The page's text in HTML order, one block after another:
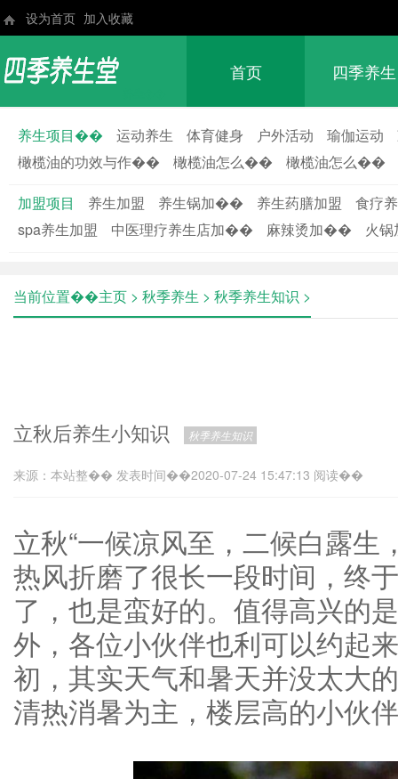
设为首页 加入收藏
首页 四季养生
养生项目�� 运动养生 体育健身 户外活动 瑜伽运动
橄榄油的功效与作��
橄榄油怎么��
橄榄油怎么��
加盟项目
养生加盟 养生锅加�� 养生药膳加盟
食疗
spa养生加盟
中医理疗养生店加�� 麻辣烫加�� 火
当前位置��主页 > 秋季养生 > 秋季养生知识 >
立秋后养生小知识 秋季养生知识
来源：本站整�� 发表时间��2020-07-24 15:47:13 阅读��
立秋“一候凉风至，二候白露生
热风折磨了很长一段时间，终
了，也是蛮好的。值得高兴的
外，各位小伙伴也利可以约起
初，其实天气和暑天并没太大
清热消暑为主，楼层高的小